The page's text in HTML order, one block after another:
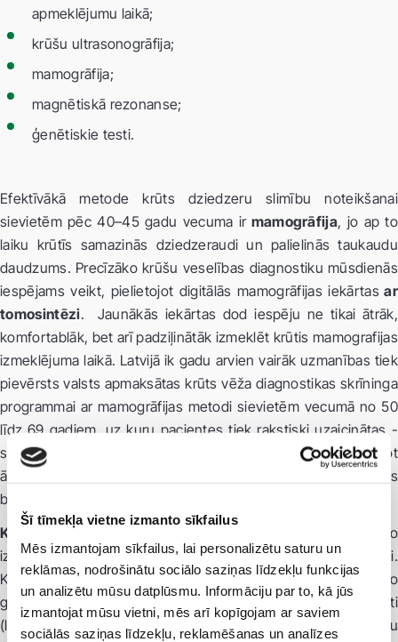
Šī tīmekļa vietne izmanto sīkfailus
Mēs izmantojam sīkfailus, lai personalizētu saturu un
reklāmas, nodrošinātu sociālo saziņas līdzekļu funkcijas
un analizētu mūsu datplūsmu. Informāciju par to, kā jūs
izmantojat mūsu vietni, mēs arī kopīgojam ar saviem
sociālās saziņas līdzekļu, reklamēšanas un analīzes
apmeklējumu laikā;
krūšu ultrasonogrāfija;
mamogrāfija;
magnētiskā rezonanse;
ģenētiskie testi.
Efektīvākā metode krūts dziedzeru slimību noteikšanai
sievietēm pēc 40–45 gadu vecuma irmamogrāfija, jo ap to
laiku krūtīs samazinās dziedzeraudi un palielinās taukaudu
daudzums. Precīzāko krūšu veselības diagnostiku mūsdienās
iespējams veikt, pielietojot digitālās mamogrāfijas iekārtasar
tomosintēzi. Jaunākās iekārtas dod iespēju ne tikai ātrāk,
komfortablāk, bet arī padziļinātāk izmeklēt krūtis mamografijas
izmeklējuma laikā. Latvijā ik gadu arvien vairāk uzmanības tiek
pievērsts valsts apmaksātas krūts vēža diagnostikas skrīninga
programmai ar mamogrāfijas metodi sievietēm vecumā no 50
līdz 69 gadiem, uz kuru pacientes tiek rakstiski uzaicinātas -
sievietes saņem uzaicinājuma vēstuli, kuru uzrādot
ārstniecības iestādē, mamogrāfijas izmeklējums ir pieejams
bez maksas.
Krūšu dziedzeru ultrasonogrāfija
ir izmeklējumu metode, ko
izmanto gan atsevišķi, gan kā mamogrāfijas papildmetodi.
Krūšu dziedzeru ultrasonogrāfiju viesbiežāk izmanto
grūtniecības laikā, sievietēm bērna barošanas ar krūti
(laktācijas) laikā, jaunām sievietēm profilaktisko izmeklējumu